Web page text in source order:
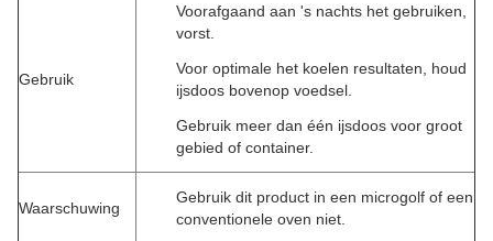
Gebruik
Voorafgaand aan 's nachts het gebruiken,
vorst.
Voor optimale het koelen resultaten, houd
ijsdoos bovenop voedsel.
Gebruik meer dan één ijsdoos voor groot
gebied of container.
Waarschuwing
Gebruik dit product in een microgolf of een
conventionele oven niet.